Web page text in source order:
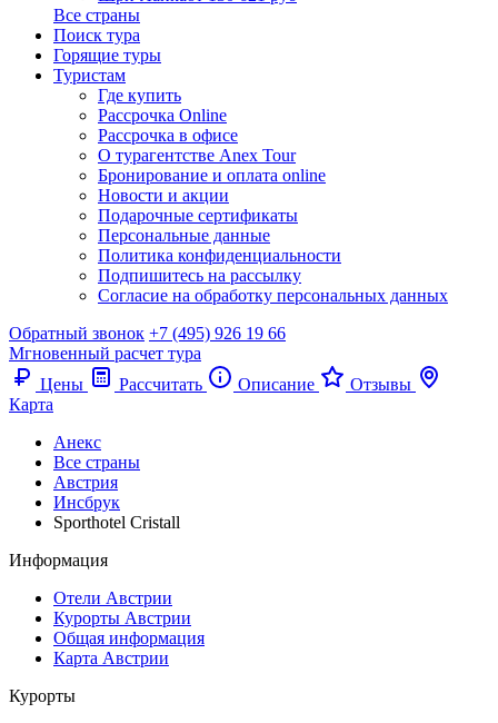
Все страны
Поиск тура
Горящие туры
Туристам
Где купить
Рассрочка Online
Рассрочка в офисе
О турагентстве Anex Tour
Бронирование и оплата online
Новости и акции
Подарочные сертификаты
Персональные данные
Политика конфиденциальности
Подпишитесь на рассылку
Согласие на обработку персональных данных
Обратный звонок +7 (495) 926 19 66
Мгновенный расчет тура
Цены
Рассчитать Описание
Отзывы
Карта
Анекс
Все страны
Австрия
Инсбрук
Sporthotel Cristall
Информация
Отели Австрии
Курорты Австрии
Общая информация
Карта Австрии
Курорты